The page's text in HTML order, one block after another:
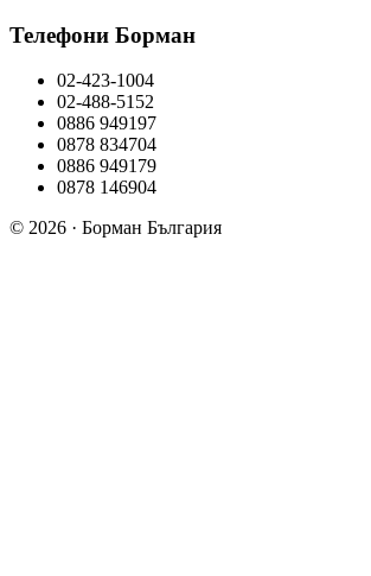
Телефони Борман
02-423-1004
02-488-5152
0886 949197
0878 834704
0886 949179
0878 146904
© 2026 · Борман България